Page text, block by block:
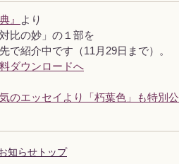
』
より
比の妙」の１部を
で紹介中です（11月29日まで）。
ダウンロードへ
のエッセイより「朽葉色」も特別公
知らせトップ